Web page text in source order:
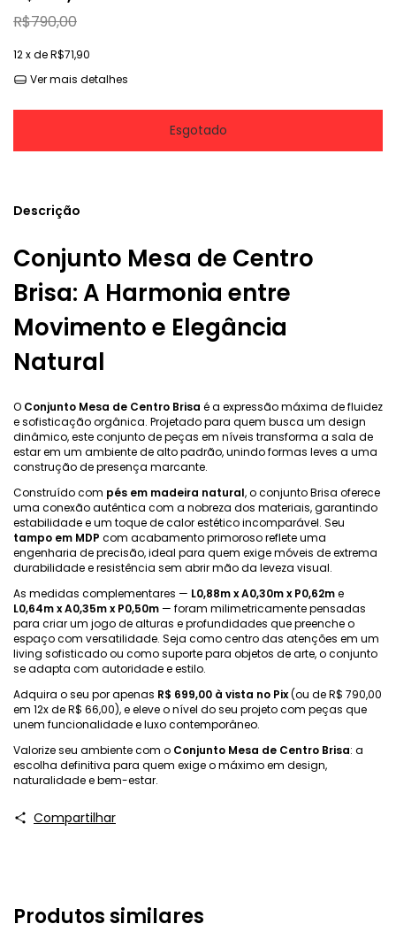
R$790,00
12x deR$71,90
Ver mais detalhes
Descrição
Conjunto Mesa de Centro
Brisa: A Harmonia entre
Movimento e Elegância
Natural
O Conjunto Mesa de Centro Brisa é a expressão máxima de fluidez
e sofisticação orgânica. Projetado para quem busca um design
dinâmico, este conjunto de peças em níveis transforma a sala de
estar em um ambiente de alto padrão, unindo formas leves a uma
construção de presença marcante.
Construído com pés em madeira natural, o conjunto Brisa oferece
uma conexão autêntica com a nobreza dos materiais, garantindo
estabilidade e um toque de calor estético incomparável. Seu
tampo em MDP com acabamento primoroso reflete uma
engenharia de precisão, ideal para quem exige móveis de extrema
durabilidade e resistência sem abrir mão da leveza visual.
As medidas complementares — L0,88m x A0,30m x P0,62me
L0,64m x A0,35m x P0,50m— foram milimetricamente pensadas
para criar um jogo de alturas e profundidades que preenche o
espaço com versatilidade. Seja como centro das atenções em um
living sofisticado ou como suporte para objetos de arte, o conjunto
se adapta com autoridade e estilo.
Adquira o seu por apenas R$ 699,00 à vista no Pix(ou de R$ 790,00
em 12x de R$ 66,00), e eleve o nível do seu projeto com peças que
unem funcionalidade e luxo contemporâneo.
Valorize seu ambiente com o Conjunto Mesa de Centro Brisa: a
escolha definitiva para quem exige o máximo em design,
naturalidade e bem-estar.
Compartilhar
Produtos similares